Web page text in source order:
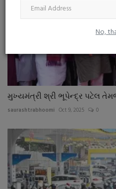
No,
મુખ્યમંત્રી શ્રી ભૂપેન્દ્ર પટેલ
saurashtrabhoomi Oct 9, 2025 0